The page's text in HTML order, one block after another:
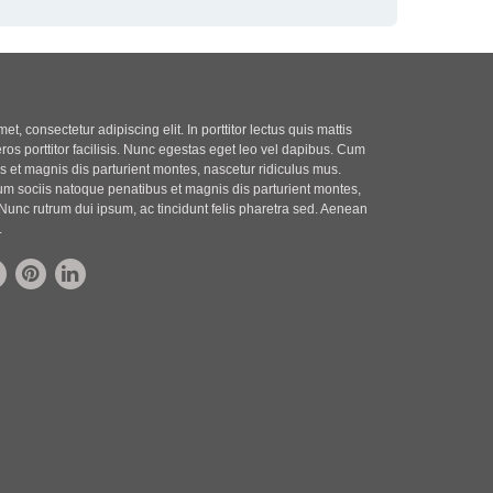
consectetur adipiscing elit. In porttitor lectus quis mattis
porttitor facilisis. Nunc egestas eget leo vel dapibus. Cum
et magnis dis parturient montes, nascetur ridiculus mus.
sociis natoque penatibus et magnis dis parturient montes,
rutrum dui ipsum, ac tincidunt felis pharetra sed. Aenean